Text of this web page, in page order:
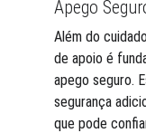
Apego
Além do
de apoio é
apego seguro.
segurança
que pode